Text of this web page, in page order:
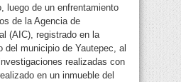
luego de un enfrentamiento
de la Agencia de
(AIC), registrado en la
del municipio de Yautepec, al
realizadas con
en un inmueble del